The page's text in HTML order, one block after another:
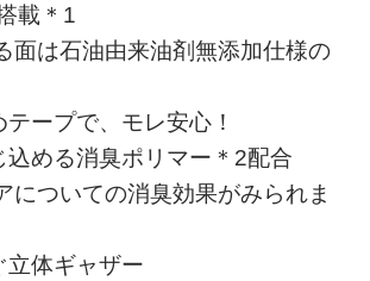
載＊1
面は石油由来油剤無添加仕様の
ープで、モレ安心！
込める消臭ポリマー＊2配合
についての消臭効果がみられま
立体ギャザー